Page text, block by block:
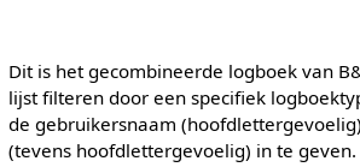
Dit is het gecombineerde logboek van
lijst filteren door een specifiek
de gebruikersnaam
(tevens hoofdlettergevoelig) in te geven.